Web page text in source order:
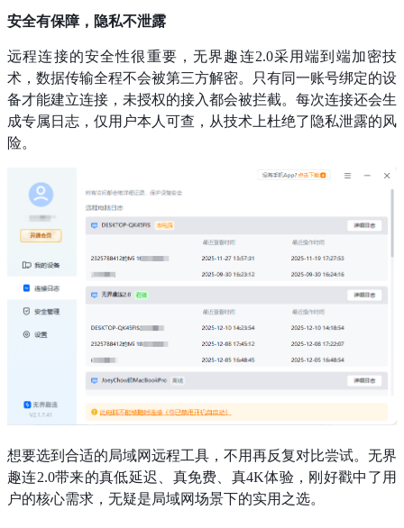
安全有保障，隐私不泄露
远程连接的安全性很重要，无界趣连2.0采用端到端加密技
术，数据传输全程不会被第三方解密。只有同一账号绑定的设
备才能建立连接，未授权的接入都会被拦截。每次连接还会生
成专属日志，仅用户本人可查，从技术上杜绝了隐私泄露的风
险。
想要选到合适的局域网远程工具，不用再反复对比尝试。无界
趣连2.0带来的真低延迟、真免费、真4K体验，刚好戳中了用
户的核心需求，无疑是局域网场景下的实用之选。